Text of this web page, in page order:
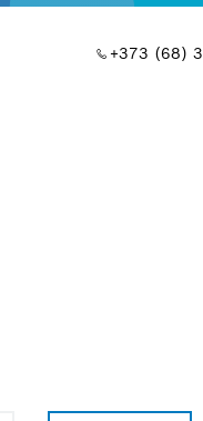
+373 (68)